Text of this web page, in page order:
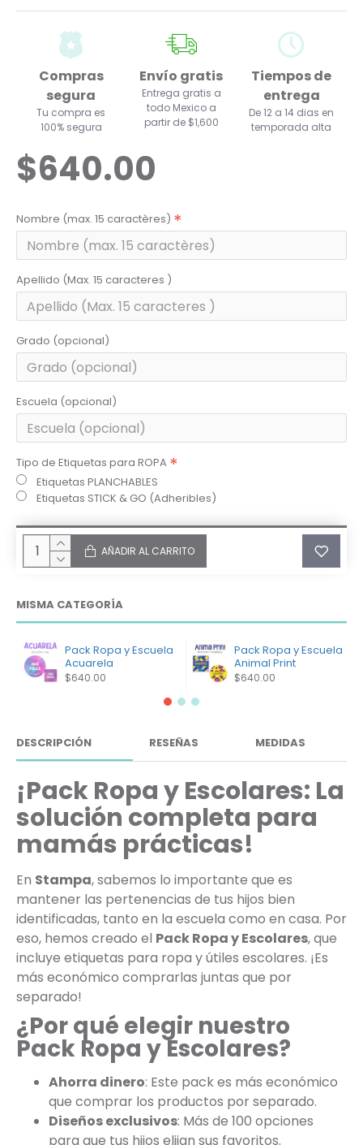
Compras
segura
Tu compra es
100% segura
Envío gratis
Entrega gratis a
todo Mexico a
partir de $1,600
Tiempos de
entrega
De 12 a 14 dias en
temporada alta
$640.00
Nombre (max. 15 caractères)
Apellido (Max. 15 caracteres )
Grado (opcional)
Escuela (opcional)
Tipo de Etiquetas para ROPA
Etiquetas PLANCHABLES
Etiquetas STICK & GO (Adheribles)
AÑADIR AL CARRITO
MISMA CATEGORÍA
Pack Ropa y Escuela
Acuarela
$640.00
Pack Ropa y Escuela
Animal Print
$640.00
DESCRIPCIÓN RESEÑAS MEDIDAS
¡Pack Ropa y Escolares: La
solución completa para
mamás prácticas!
En Stampa, sabemos lo importante que es
mantener las pertenencias de tus hijos bien
identificadas, tanto en la escuela como en casa. Por
eso, hemos creado el Pack Ropa y Escolares, que
incluye etiquetas para ropa y útiles escolares. ¡Es
más económico comprarlas juntas que por
separado!
¿Por qué elegir nuestro
Pack Ropa y Escolares?
Ahorra dinero: Este pack es más económico
que comprar los productos por separado.
Diseños exclusivos: Más de 100 opciones
para que tus hijos elijan sus favoritos.